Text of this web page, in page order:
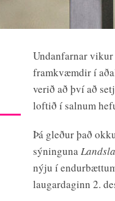
Undanfarnar
framkvæmdir í
verið að því að
loftið í salnum
Þá gleður það
sýninguna
nýju í
laugardaginn 2.